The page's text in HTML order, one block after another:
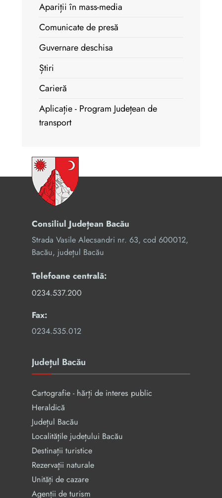
Apariții în mass-media
Comunicate de presă
Guvernare deschisa
Știri
Carieră
Aplicație - Program Județean de
transport
Consiliul Județean Bacău
Strada Vasile Alecsandri nr. 63, cod 600012,
Bacău, județul Bacău
Telefoane centrală:
0234.537.200
Fax:
0234.535.012
Județul Bacău
Cartografie - hărți de interes public
Heraldică
Județul Bacău
Localitățile județului Bacău
Destinații turistice
Rezervaţii naturale
Unități de cazare
Agenții de turism